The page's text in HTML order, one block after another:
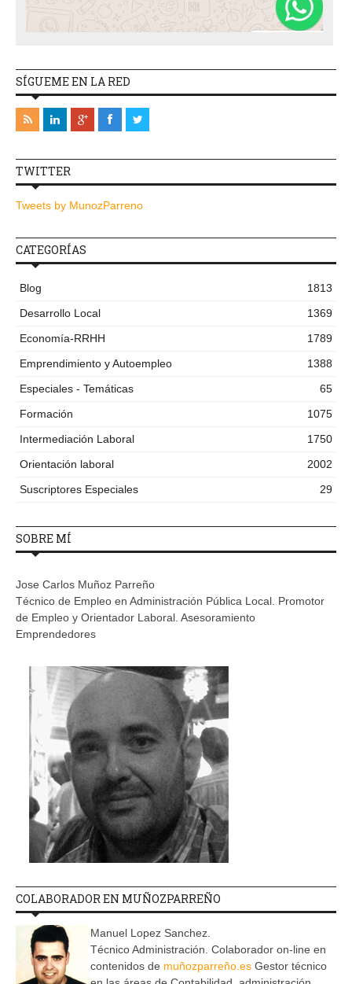
SÍGUEME EN LA RED
TWITTER
Tweets by MunozParreno
CATEGORÍAS
Blog
1813
Desarrollo Local
1369
Economía-RRHH
1789
Emprendimiento y Autoempleo
1388
Especiales - Temáticas
65
Formación
1075
Intermediación Laboral
1750
Orientación laboral
2002
Suscriptores Especiales
29
SOBRE MÍ
Jose Carlos Muñoz Parreño
Técnico de Empleo en Administración Pública Local. Promotor
de Empleo y Orientador Laboral. Asesoramiento
Emprendedores
COLABORADOR EN MUÑOZPARREÑO
Manuel Lopez Sanchez.
Técnico Administración. Colaborador on-line en
contenidos de muñozparreño.es Gestor técnico